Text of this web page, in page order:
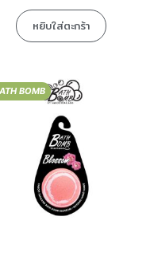
หยิบใส่ตะกร้า
BOMB